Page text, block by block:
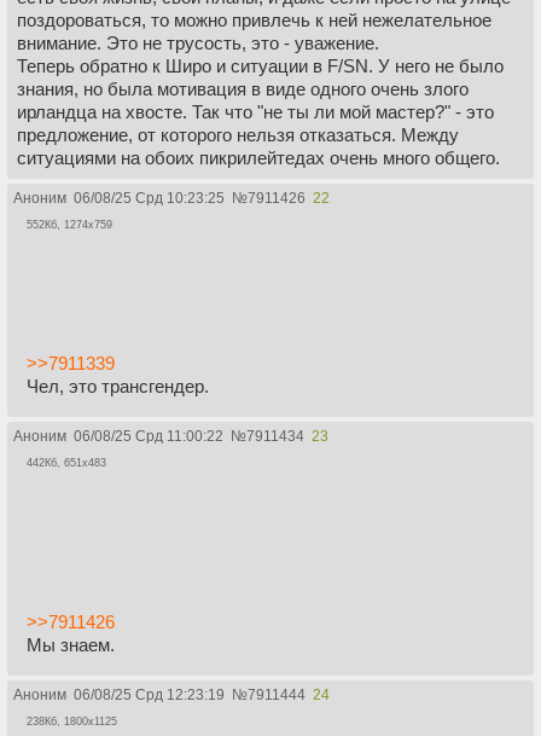
поздороваться, то можно привлечь к ней нежелательное
внимание. Это не трусость, это - уважение.
Теперь обратно к Широ и ситуации в F/SN. У него не было
знания, но была мотивация в виде одного очень злого
ирландца на хвосте. Так что "не ты ли мой мастер?" - это
предложение, от которого нельзя отказаться. Между
ситуациями на обоих пикрилейтедах очень много общего.
Аноним 06/08/25 Срд 10:23:25 №7911426 22
552Кб, 1274x759
>>7911339
Чел, это трансгендер.
Аноним 06/08/25 Срд 11:00:22 №7911434 23
442Кб, 651x483
>>7911426
Мы знаем.
Аноним 06/08/25 Срд 12:23:19 №7911444 24
238Кб, 1800x1125